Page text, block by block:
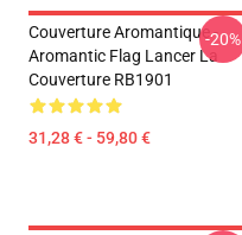
Couverture Aromantique -
Aromantic Flag Lancer La
Couverture RB1901
31,28 € - 59,80 €
-20%